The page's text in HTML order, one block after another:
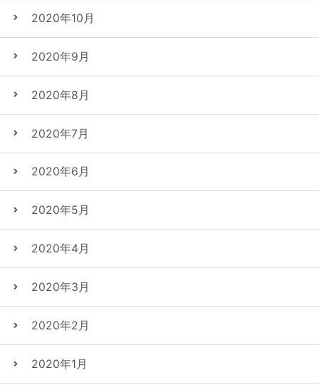
2020年10月
2020年9月
2020年8月
2020年7月
2020年6月
2020年5月
2020年4月
2020年3月
2020年2月
2020年1月